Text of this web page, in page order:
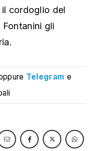
il cordoglio del
gli
Telegram e